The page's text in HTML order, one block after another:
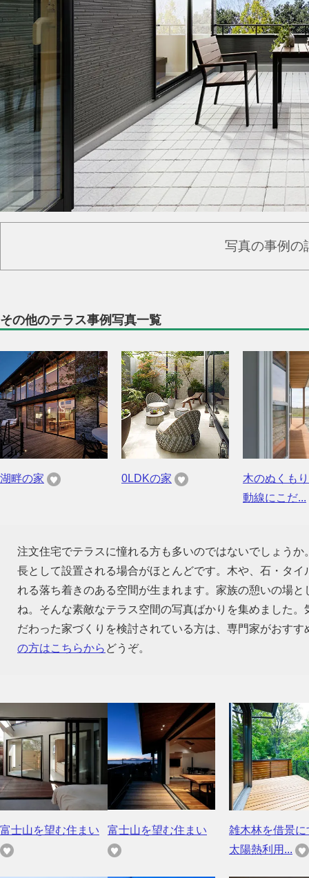
写真の事例の
その他のテラス事例写真一覧
湖畔の家 0LDKの家
木のぬくも
動線にこだ...
注文住宅でテラスに憧れる方も多いのではないでしょう
長として設置される場合がほとんどです。木や、石・タ
れる落ち着きのある空間が生まれます。家族の憩いの場
ね。そんな素敵なテラス空間の写真ばかりを集めました
だわった家づくりを検討されている方は、専門家がおす
の方はこちらから どうぞ。
富士山を望む住まい 富士山を望む住まい
雑木林を借景に
太陽熱利用...